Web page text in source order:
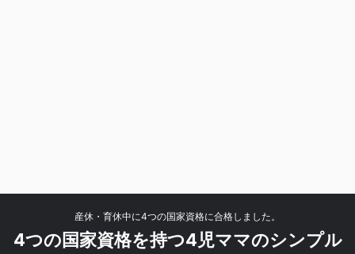
産休・育休中に4つの国家資格に合格しました。
4つの国家資格を持つ4児ママのシンプル